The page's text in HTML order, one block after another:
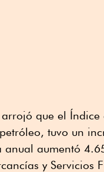
que el Índice
tuvo un
anual aumentó
y Servicios